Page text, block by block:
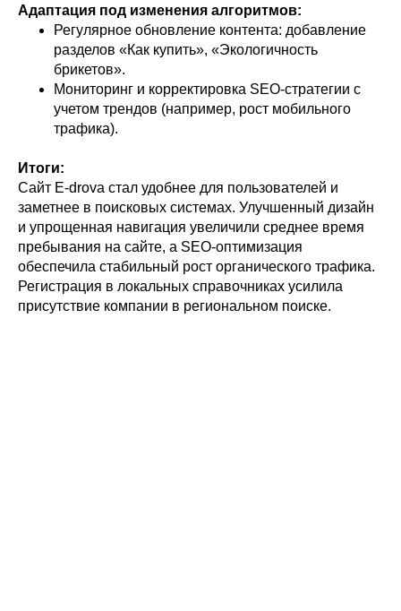
Адаптация под изменения алгоритмов:
Регулярное обновление контента: добавление
разделов «Как купить», «Экологичность
брикетов».
Мониторинг и корректировка SEO-стратегии с
учетом трендов (например, рост мобильного
трафика).
Итоги:
Сайт E-drova стал удобнее для пользователей и
заметнее в поисковых системах. Улучшенный дизайн
и упрощенная навигация увеличили среднее время
пребывания на сайте, а SEO-оптимизация
обеспечила стабильный рост органического трафика.
Регистрация в локальных справочниках усилила
присутствие компании в региональном поиске.